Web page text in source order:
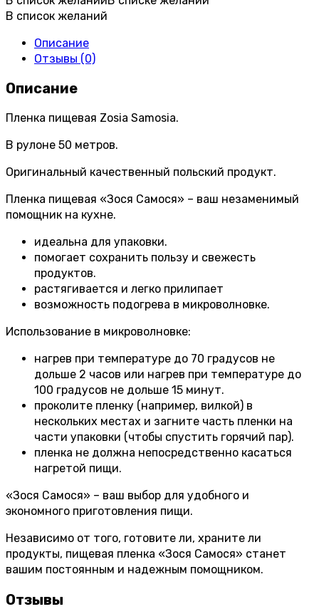
В список желаний
Описание
Отзывы (0)
Описание
Пленка пищевая Zosia Samosia.
В рулоне 50 метров.
Оригинальный качественный польский продукт.
Пленка пищевая «Зося Самося» – ваш незаменимый
помощник на кухне.
идеальна для упаковки.
помогает сохранить пользу и свежесть
продуктов.
растягивается и легко прилипает
возможность подогрева в микроволновке.
Использование в микроволновке:
нагрев при температуре до 70 градусов не
дольше 2 часов или нагрев при температуре до
100 градусов не дольше 15 минут.
проколите пленку (например, вилкой) в
нескольких местах и ​​загните часть пленки на
части упаковки (чтобы спустить горячий пар).
пленка не должна непосредственно касаться
нагретой пищи.
«Зося Самося» – ваш выбор для удобного и
экономного приготовления пищи.
Независимо от того, готовите ли, храните ли
продукты, пищевая пленка «Зося Самося» станет
вашим постоянным и надежным помощником.
Отзывы